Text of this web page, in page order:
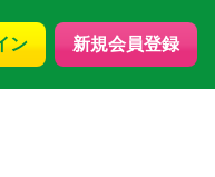
ン 新規会員登録